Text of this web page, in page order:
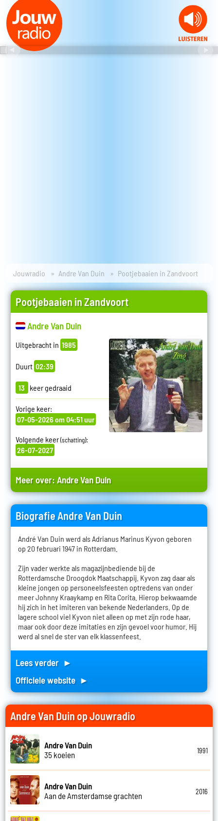
Jouwradio Andre Van Duin Pootjebaaien in Zandvoort
Pootjebaaien in Zandvoort
Andre Van Duin
Uitgebracht in 1985
Duurt 02:39
13 keer gedraaid
Vorige keer:
07-05-2026 om 04:51 uur
Volgende keer(schatting):
26-07-2027
Meer over:Andre Van Duin
Biografie Andre Van Duin
André Van Duin werd als Adrianus Marinus Kyvon geboren
op 20 februari 1947 in Rotterdam.
Zijn vader werkte als magazijnbediende bij de
Rotterdamsche Droogdok Maatschappij. Kyvon zag daar als
kleine jongen op personeelsfeesten optredens van onder
meer Johnny Kraaykamp en Rita Corita. Hierop bekwaamde
hij zich in het imiteren van bekende Nederlanders. Op de
lagere school viel Kyvon niet alleen op met zijn rode haar,
maar ook door deze imitaties en zijn gevoel voor humor. Hij
werd al snel de ster van elk klassenfeest.
Lees verder ►
Officiele website ►
Andre Van Duin op Jouwradio
Andre Van Duin
35 koeien
1991
Andre Van Duin
Aan de Amsterdamse grachten
2016